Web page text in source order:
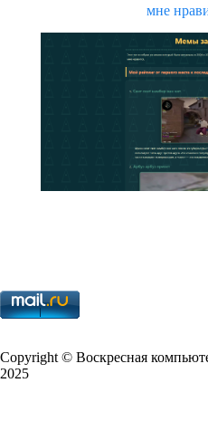
мне
Copy­right © Воскресная
2025